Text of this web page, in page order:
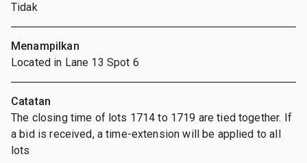
Tidak
Menampilkan
Located in Lane 13 Spot 6
Catatan
The closing time of lots 1714 to 1719 are tied together. If
a bid is received, a time-extension will be applied to all
lots